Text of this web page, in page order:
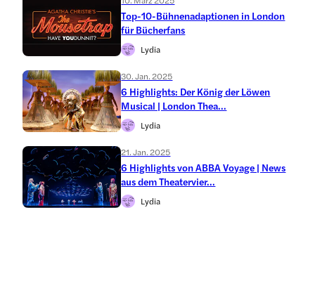
Top-10-Bühnenadaptionen in London
für Bücherfans
Lydia
30. Jan. 2025
6 Highlights: Der König der Löwen
Musical | London Thea...
Lydia
21. Jan. 2025
6 Highlights von ABBA Voyage | News
aus dem Theatervier...
Lydia